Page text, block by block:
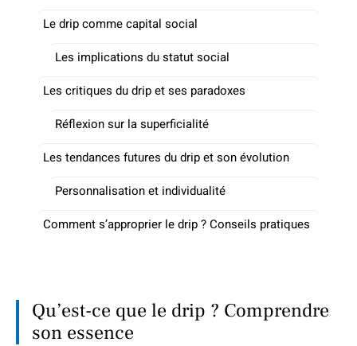
Le drip comme capital social
Les implications du statut social
Les critiques du drip et ses paradoxes
Réflexion sur la superficialité
Les tendances futures du drip et son évolution
Personnalisation et individualité
Comment s’approprier le drip ? Conseils pratiques
Qu’est-ce que le drip ? Comprendre
son essence